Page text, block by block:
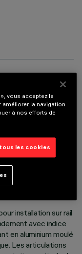
installation sur rail
avec indice
en aluminium moulé
Les articulations
vous acceptez le
la navigation
à nos efforts de
les cookies